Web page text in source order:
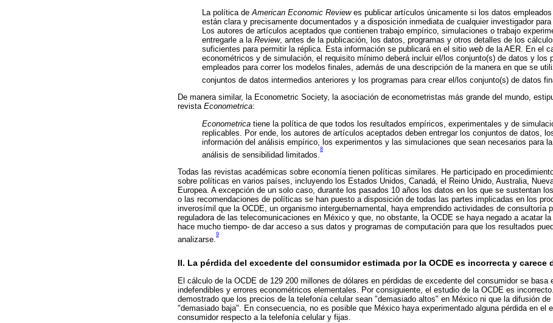
La política de American Economic Reviewes publicar artículos únicamente si los datos
están clara y precisamente documentados y a disposición inmediata de cualquier investigador para
Los autores de artículos aceptados que contienen trabajo empírico, simulaciones o trabajo
entregarle a la Review, antes de la publicación, los datos, programas y otros detalles de los
suficientes para permitir la réplica. Esta información se publicará en el sitio web de la AER. En el
econométricos y de simulación, el requisito mínimo deberá incluir el/los conjunto(s) de datos y los
empleados para correr los modelos finales, además de una descripción de la manera en que se
conjuntos de datos intermedios anteriores y los programas para crear el/los conjunto(s) de datos
De manera similar, la Econometric Society, la asociación de econometristas más grande del mundo,
revista Econometrica:
Econometrica tiene la política de que todos los resultados empíricos, experimentales y de
replicables. Por ende, los autores de artículos aceptados deben entregar los conjuntos de datos,
información del análisis empírico, los experimentos y las simulaciones que sean necesarios para
análisis de sensibilidad limitados.
8
Todas las revistas académicas sobre economía tienen políticas similares. He participado en
sobre políticas en varios países, incluyendo los Estados Unidos, Canadá, el Reino Unido, Australia,
Europea. A excepción de un solo caso, durante los pasados 10 años los datos en los que se sustentan
o las recomendaciones de políticas se han puesto a disposición de todas las partes implicadas en los
inverosímil que la OCDE, un organismo intergubernamental, haya emprendido actividades de consultoría
reguladora de las telecomunicaciones en México y que, no obstante, la OCDE se haya negado a acatar
hace mucho tiempo- de dar acceso a sus datos y programas de computación para que los resultados
analizarse.
9
II. La pérdida del excedente del consumidor estimada por la OCDE es incorrecta y carece
El cálculo de la OCDE de 129 200 millones de dólares en pérdidas de excedente del consumidor se basa
indefendibles y errores econométricos elementales. Por consiguiente, el estudio de la OCDE es
demostrado que los precios de la telefonía celular sean "demasiado altos" en México ni que la difusión
"demasiado baja". En consecuencia, no es posible que México haya experimentado alguna pérdida en el
consumidor respecto a la telefonía celular y fijas.